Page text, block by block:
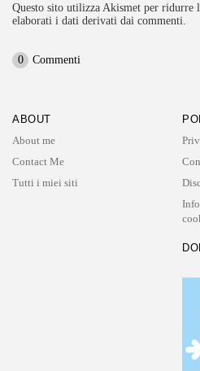
Questo sito utilizza Akismet per ridurre
elaborati i dati derivati dai commenti
0 Commenti
ABOUT
About me
Contact Me
Tutti i miei siti